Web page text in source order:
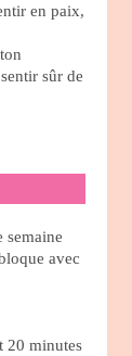
en paix,
sûr de
semaine
avec
20 minutes